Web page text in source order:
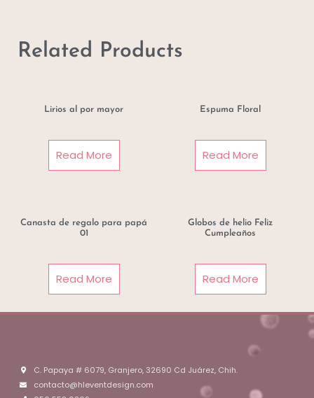
Related Products
Lirios al por mayor
Read More
Espuma Floral
Read More
Canasta de regalo para papá
01
Read More
Globos de helio Feliz
Cumpleaños
Read More
C. Papaya # 6079, Granjero, 32690 Cd Juárez, Chih.
contacto@hleventdesign.com